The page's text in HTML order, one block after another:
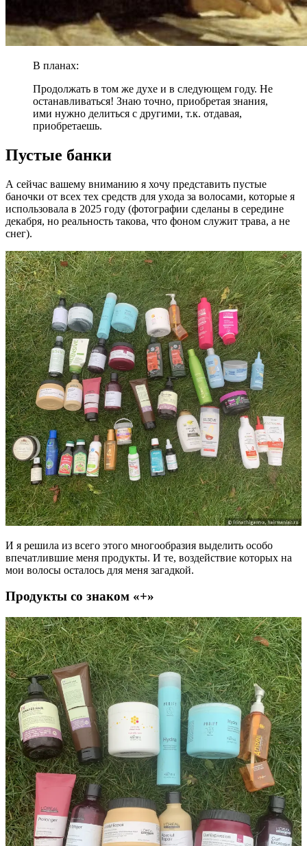
В планах:
Продолжать в том же духе и в следующем году. Не
останавливаться! Знаю точно, приобретая знания,
ими нужно делиться с другими, т.к. отдавая,
приобретаешь.
Пустые банки
А сейчас вашему вниманию я хочу представить пустые
баночки от всех тех средств для ухода за волосами, которые я
использовала в 2025 году (фотографии сделаны в середине
декабря, но реальность такова, что фоном служит трава, а не
снег).
И я решила из всего этого многообразия выделить особо
впечатлившие меня продукты. И те, воздействие которых на
мои волосы осталось для меня загадкой.
Продукты со знаком «+»